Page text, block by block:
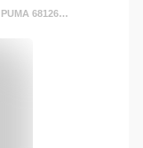
プーマ メンズ セットアップ トレーニング PUMA 681261 長袖 ウーブン トラックスーツ ジャージ | スポーツウェア ランニング ジム フィットネス ランニング アウトドア